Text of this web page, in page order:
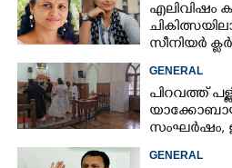
എലിവിഷം
സീനിയർ
സംശയം
GENERAL
പിറവത്ത്
സംഘർഷം,
GENERAL